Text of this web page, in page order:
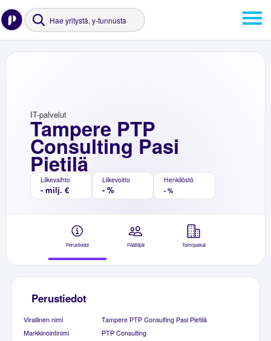
Tampere PTP
Consulting Pasi
Pietilä
IT-palvelut
Liikevaihto
- milj. €
Liikevoitto
- %
Henkilöstö
- %
Perustiedot Päättäjät Toimipaikat
Perustiedot
Virallinen nimi
Tampere PTP Consulting Pasi Pietilä
Markkinointinimi
PTP Consulting